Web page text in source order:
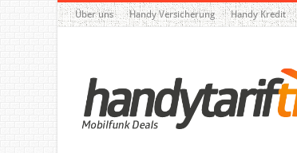
Über uns Handy Versicherung Handy Kredit